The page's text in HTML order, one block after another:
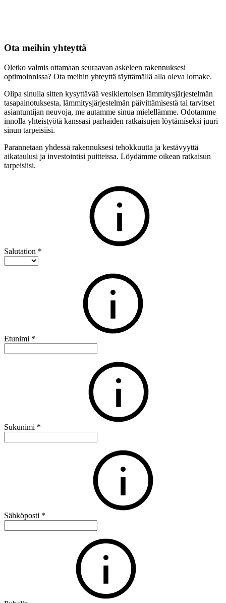
Ota meihin yhteyttä
Oletko valmis ottamaan seuraavan askeleen rakennuksesi
optimoinnissa? Ota meihin yhteyttä täyttämällä alla oleva lomake.
Olipa sinulla sitten kysyttävää vesikiertoisen lämmitysjärjestelmän
tasapainotuksesta, lämmitysjärjestelmän päivittämisestä tai tarvitset
asiantuntijan neuvoja, me autamme sinua mielellämme. Odotamme
innolla yhteistyötä kanssasi parhaiden ratkaisujen löytämiseksi juuri
sinun tarpeisiisi.
Parannetaan yhdessä rakennuksesi tehokkuutta ja kestävyyttä
aikataulusi ja investointisi puitteissa. Löydämme oikean ratkaisun
tarpeisiisi.
Salutation *
Etunimi *
Sukunimi *
Sähköposti *